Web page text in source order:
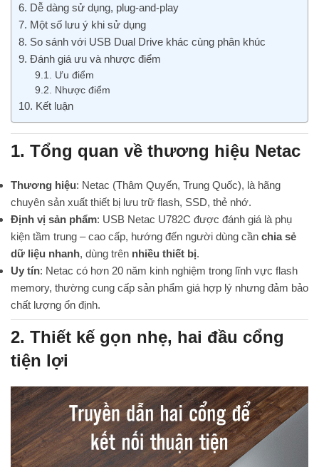
6. Dễ dàng sử dụng, plug-and-play
7. Một số lưu ý khi sử dụng
8. So sánh với USB Dual Drive khác cùng phân khúc
9. Đánh giá ưu và nhược điểm
9.1. Ưu điểm
9.2. Nhược điểm
10. Kết luận
1. Tổng quan về thương hiệu Netac
Thương hiệu: Netac (Thâm Quyến, Trung Quốc), là hãng
chuyên sản xuất thiết bị lưu trữ flash, SSD, thẻ nhớ.
Định vị sản phẩm: USB Netac U782C được đánh giá là phụ
kiện tầm trung – cao cấp, hướng đến người dùng cần chia sẻ
dữ liệu nhanh, dùng trên nhiều thiết bị.
Uy tín: Netac có hơn 20 năm kinh nghiệm trong lĩnh vực flash
memory, thường cung cấp sản phẩm giá hợp lý nhưng đảm bảo
chất lượng ổn định.
2. Thiết kế gọn nhẹ, hai đầu cổng
tiện lợi